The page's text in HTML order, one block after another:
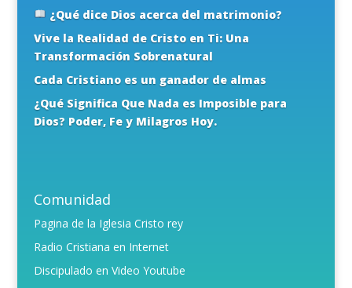
¿Qué dice Dios acerca del matrimonio?
Vive la Realidad de Cristo en Ti: Una
Transformación Sobrenatural
Cada Cristiano es un ganador de almas
¿Qué Significa Que Nada es Imposible para
Dios? Poder, Fe y Milagros Hoy.
Comunidad
Pagina de la Iglesia Cristo rey
Radio Cristiana en Internet
Discipulado en Video Youtube